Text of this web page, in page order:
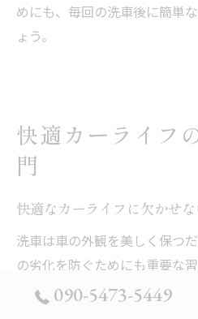
めにも、毎回の洗車後に簡単
ょう。
快適カーライフ
門
快適なカーライフに欠かせ
洗車は車の外観を美しく保つ
の劣化を防ぐためにも重要な
は市吉井町徳丸のように、季
よる汚れが付着しやすい地域
090-5473-5449